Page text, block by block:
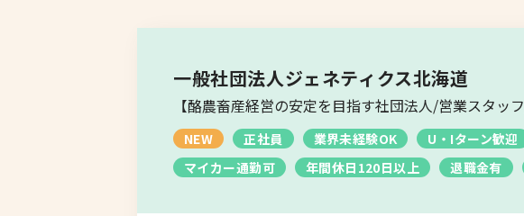
運営会社について 企業担当者の方へ お問い合わ
後志エリア
胆振・日高エリア
一般社団法人ジェネティクス北海道
【酪農畜産経営の安定を目指す社団法人/営業スタ
NEW 正社員 業界未経験OK U・Iターン歓迎
マイカー通勤可
年間休日120日以上 退職金有